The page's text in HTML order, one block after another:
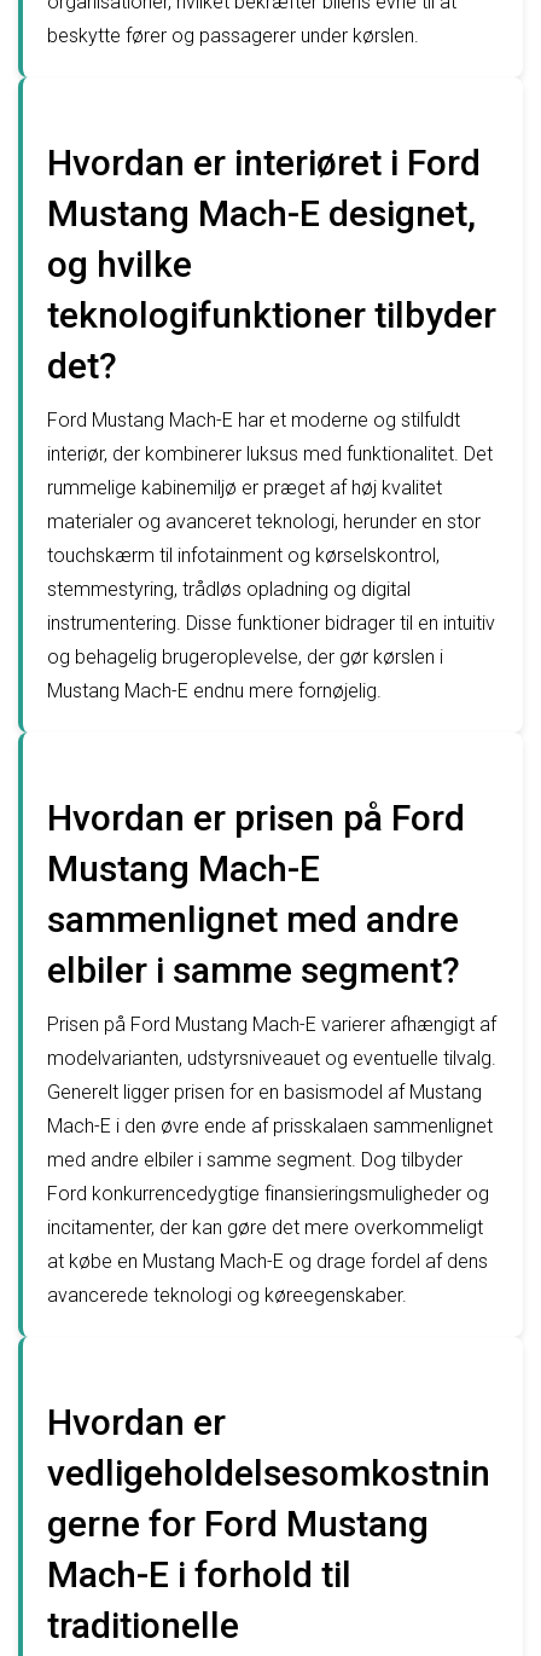
beskytte fører og passagerer under kørslen.
Hvordan er interiøret i Ford
Mustang Mach-E designet,
og hvilke
teknologifunktioner tilbyder
det?
Ford Mustang Mach-E har et moderne og stilfuldt
interiør, der kombinerer luksus med funktionalitet. Det
rummelige kabinemiljø er præget af høj kvalitet
materialer og avanceret teknologi, herunder en stor
touchskærm til infotainment og kørselskontrol,
stemmestyring, trådløs opladning og digital
instrumentering. Disse funktioner bidrager til en intuitiv
og behagelig brugeroplevelse, der gør kørslen i
Mustang Mach-E endnu mere fornøjelig.
Hvordan er prisen på Ford
Mustang Mach-E
sammenlignet med andre
elbiler i samme segment?
Prisen på Ford Mustang Mach-E varierer afhængigt af
modelvarianten, udstyrsniveauet og eventuelle tilvalg.
Generelt ligger prisen for en basismodel af Mustang
Mach-E i den øvre ende af prisskalaen sammenlignet
med andre elbiler i samme segment. Dog tilbyder
Ford konkurrencedygtige finansieringsmuligheder og
incitamenter, der kan gøre det mere overkommeligt
at købe en Mustang Mach-E og drage fordel af dens
avancerede teknologi og køreegenskaber.
Hvordan er
vedligeholdelsesomkostnin
gerne for Ford Mustang
Mach-E i forhold til
traditionelle